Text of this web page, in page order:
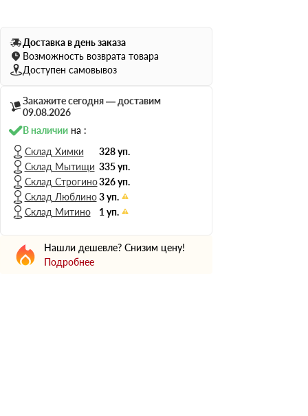
75 мм
100 мм
Н Оптима
Д Оптима
В Оптима
Д Стандарт
Н Экстра
Применение
Для пола
Доставка в день заказа
Возможность возврата товара
Доступен самовывоз
Закажите сегодня — доставим
09.08.2026
В наличиина :
Склад Химки
328 уп.
Склад Мытищи 335 уп.
Склад Строгино326 уп.
Склад Люблино 3 уп.
Склад Митино
1 уп.
Нашли дешевле? Снизим цену!
Подробнее